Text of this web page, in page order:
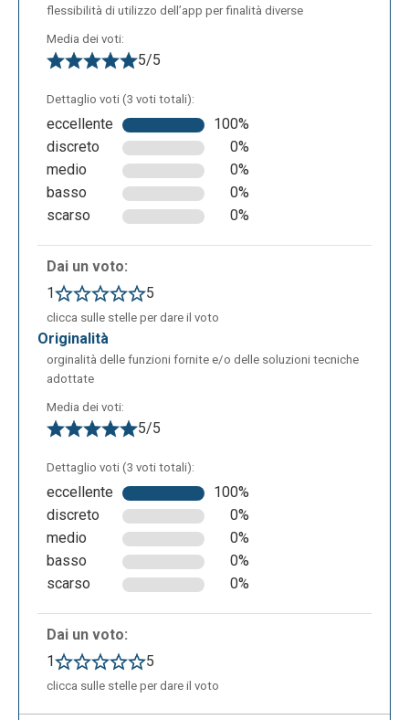
flessibilità di utilizzo dell’app per finalità diverse
Media dei voti:
5/5
Dettaglio voti (3 voti totali):
eccellente
100%
discreto
0%
medio
0%
basso
0%
scarso
0%
Dai un voto:
1
5
clicca sulle stelle per dare il voto
originalità
orginalità delle funzioni fornite e/o delle soluzioni tecniche
adottate
Media dei voti:
5/5
Dettaglio voti (3 voti totali):
eccellente
100%
discreto
0%
medio
0%
basso
0%
scarso
0%
Dai un voto:
1
5
clicca sulle stelle per dare il voto